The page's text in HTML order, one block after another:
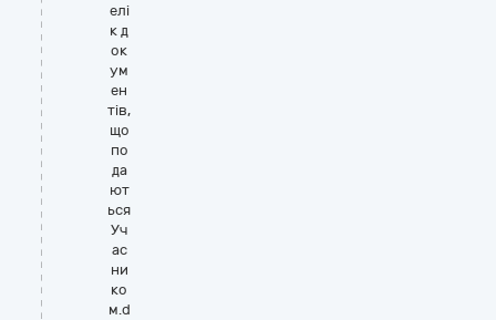
елі
к д
ок
ум
ен
тів,
що
по
да
ют
ься
Уч
ас
ни
ко
м.d